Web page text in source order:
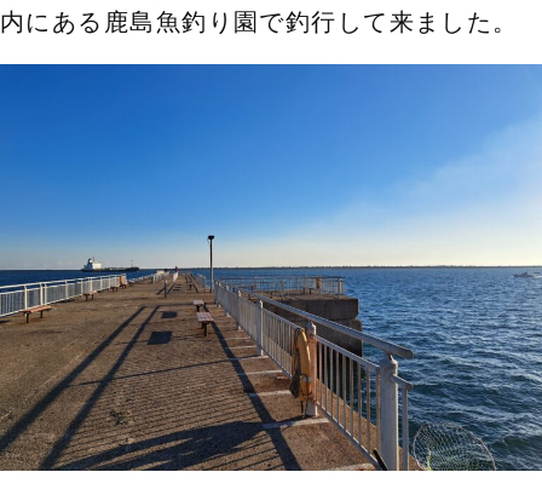
内にある鹿島魚釣り園で釣行して来ました。